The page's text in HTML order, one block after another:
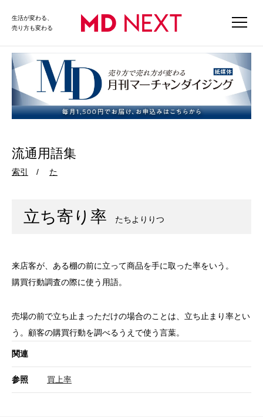
生活が変わる、
売り方も変わる
流通用語集
索引 た
立ち寄り率 たちよりりつ
来店客が、ある棚の前に立って商品を手に取った率をいう。
購買行動調査の際に使う用語。
売場の前で立ち止まっただけの場合のことは、立ち止まり率とい
う。顧客の購買行動を調べるうえで使う言葉。
関連
参照 買上率